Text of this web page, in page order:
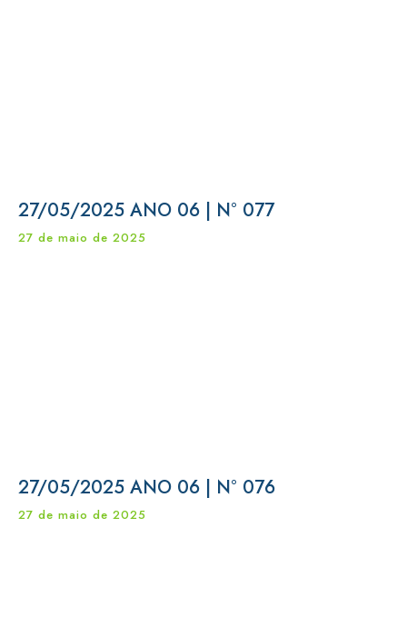
27/05/2025 ANO 06 | N° 077
27 de maio de 2025
27/05/2025 ANO 06 | N° 076
27 de maio de 2025